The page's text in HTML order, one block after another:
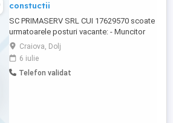
constuctii
SC PRIMASERV SRL CUI 17629570 scoate
urmatoarele posturi vacante: - Muncitor
necalificat la demolarea cladirilor,
captuseli zidarie, placi mozaic, faianta,
gresie, parchet- COD COR 931301 - 50
posturi - Muncitor necalificat la spargerea
Craiova, Dolj
6 iulie
Telefon validat